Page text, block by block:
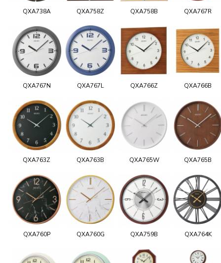
QXA738A QXA758Z QXA758B QXA767R
QXA767N QXA767L QXA766Z QXA766B
QXA763Z QXA763B QXA765W QXA765B
QXA760P QXA760G QXA759B QXA764K